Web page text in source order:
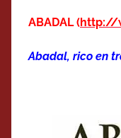
ABADAL (http://
Abadal, rico en